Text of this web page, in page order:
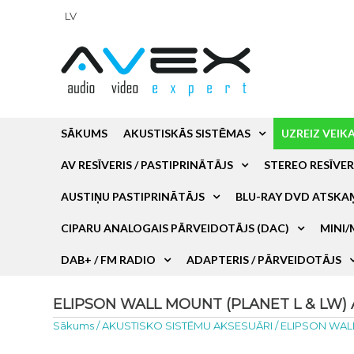
LV
SĀKUMS AKUSTISKĀS SISTĒMAS UZREIZ
AV RESĪVERIS / PASTIPRINĀTĀJS STEREO
AUSTIŅU PASTIPRINĀTĀJS BLU-RAY DVD
CIPARU ANALOGAIS PĀRVEIDOTĀJS (DAC) MINI/
DAB+ / FM RADIO ADAPTERIS / PĀRVEIDOTĀJS
ELIPSON WALL MOUNT (PLANET L &
Sākums/AKUSTISKO SISTĒMU AKSESUĀRI /ELIPSON